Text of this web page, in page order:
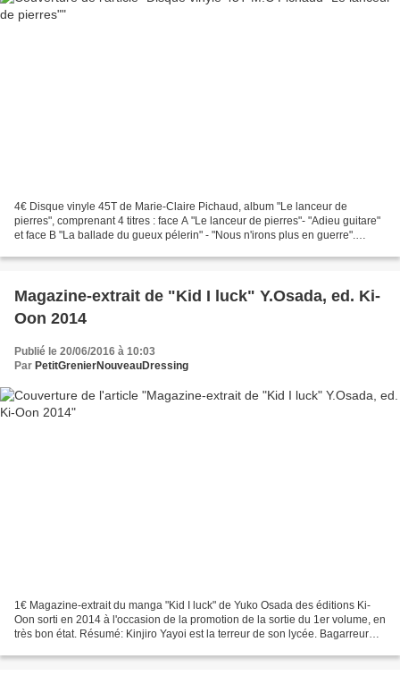
4€ Disque vinyle 45T de Marie-Claire Pichaud, album "Le lanceur de
pierres", comprenant 4 titres : face A "Le lanceur de pierres"- "Adieu guitare"
et face B "La ballade du gueux pélerin" - "Nous n'irons plus en guerre".
Magazine-extrait de "Kid I luck" Y.Osada, ed. Ki-
Oon 2014
Publié le 20/06/2016 à 10:03
Par PetitGrenierNouveauDressing
1€ Magazine-extrait du manga "Kid I luck" de Yuko Osada des éditions Ki-
Oon sorti en 2014 à l'occasion de la promotion de la sortie du 1er volume, en
très bon état. Résumé: Kinjiro Yayoi est la terreur de son lycée. Bagarreur